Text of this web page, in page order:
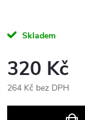
Skladem
320 Kč
264 Kč bez DPH